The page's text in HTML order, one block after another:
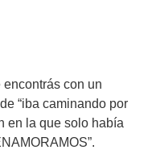
con un
“iba caminando por
en la que solo había